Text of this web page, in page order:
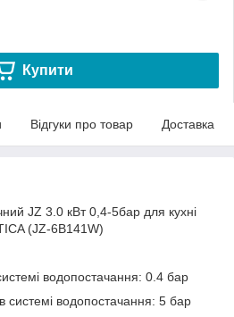
Купити
Відгуки про товар Доставка
JZ 3.0 кВт 0,4-5бар для кухні
(JZ-6B141W)
водопостачання: 0.4 бар
системі водопостачання: 5 бар